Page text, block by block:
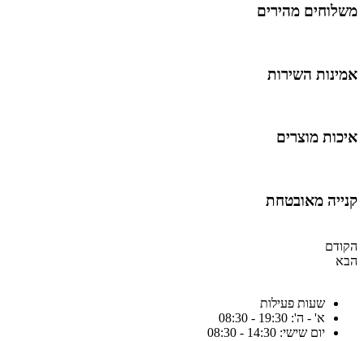
מהירים
השירות
מוצרים
מאובטחת
שעות פעילות
א' - ה': 19:30 - 08:30
יום שישי: 14:30 - 08:30